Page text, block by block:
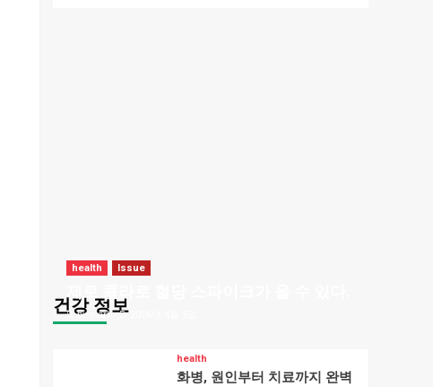
건강 정보
health Issue
bizmark
health
화병, 원인부터 치료까지 완벽